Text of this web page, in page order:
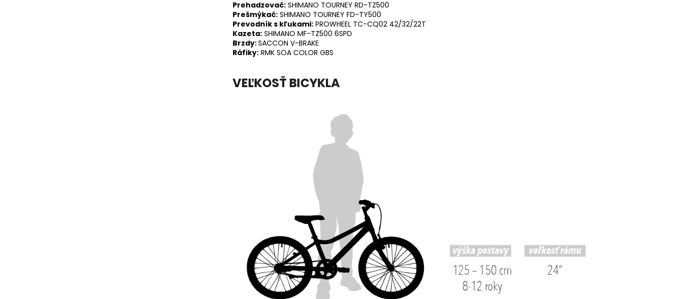
Prehadzovač: SHIMANO TOURNEY RD-TZ500
Prešmýkač: SHIMANO TOURNEY FD-TY500
Prevodník s kľukami: PROWHEEL TC-CQ02 42/32/22T
Kazeta: SHIMANO MF-TZ500 6SPD
Brzdy:SACCON V-BRAKE
Ráfiky: RMK SOA COLOR GBS
VEĽKOSŤ BICYKLA